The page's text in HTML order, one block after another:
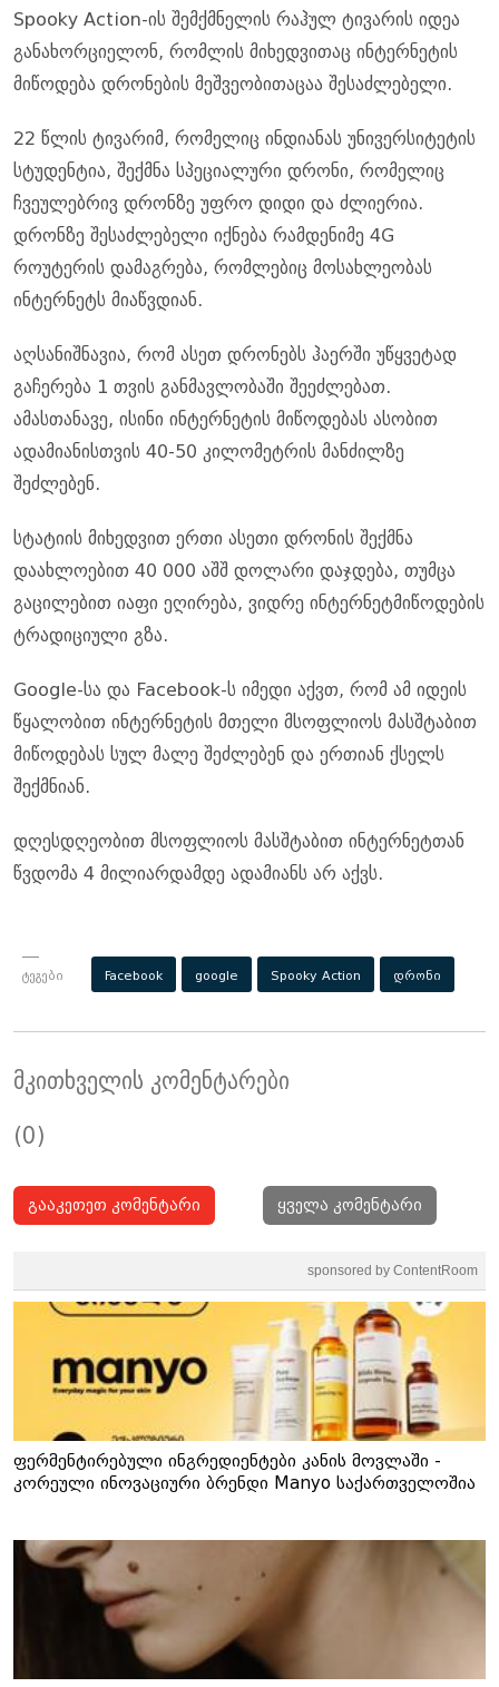
Spooky Action-ის შემქმნელის რაჰულ ტივარის იდეა
განახორციელონ, რომლის მიხედვითაც ინტერნეტის
მიწოდება დრონების მეშვეობითაცაა შესაძლებელი.
22 წლის ტივარიმ, რომელიც ინდიანას უნივერსიტეტის
სტუდენტია, შექმნა სპეციალური დრონი, რომელიც
ჩვეულებრივ დრონზე უფრო დიდი და ძლიერია.
დრონზე შესაძლებელი იქნება რამდენიმე 4G
როუტერის დამაგრება, რომლებიც მოსახლეობას
ინტერნეტს მიაწვდიან.
აღსანიშნავია, რომ ასეთ დრონებს ჰაერში უწყვეტად
გაჩერება 1 თვის განმავლობაში შეეძლებათ.
ამასთანავე, ისინი ინტერნეტის მიწოდებას ასობით
ადამიანისთვის 40-50 კილომეტრის მანძილზე
შეძლებენ.
სტატიის მიხედვით ერთი ასეთი დრონის შექმნა
დაახლოებით 40 000 აშშ დოლარი დაჯდება, თუმცა
გაცილებით იაფი ეღირება, ვიდრე ინტერნეტმიწოდების
ტრადიციული გზა.
Google-სა და Facebook-ს იმედი აქვთ, რომ ამ იდეის
წყალობით ინტერნეტის მთელი მსოფლიოს მასშტაბით
მიწოდებას სულ მალე შეძლებენ და ერთიან ქსელს
შექმნიან.
დღესდღეობით მსოფლიოს მასშტაბით ინტერნეტთან
წვდომა 4 მილიარდამდე ადამიანს არ აქვს.
ტეგები Facebook google Spooky Action დრონი
მკითხველის კომენტარები
(0)
გააკეთეთ კომენტარი ყველა კომენტარი
sponsored by ContentRoom
ფერმენტირებული ინგრედიენტები კანის მოვლაში -
კორეული ინოვაციური ბრენდი Manyo საქართველოშია